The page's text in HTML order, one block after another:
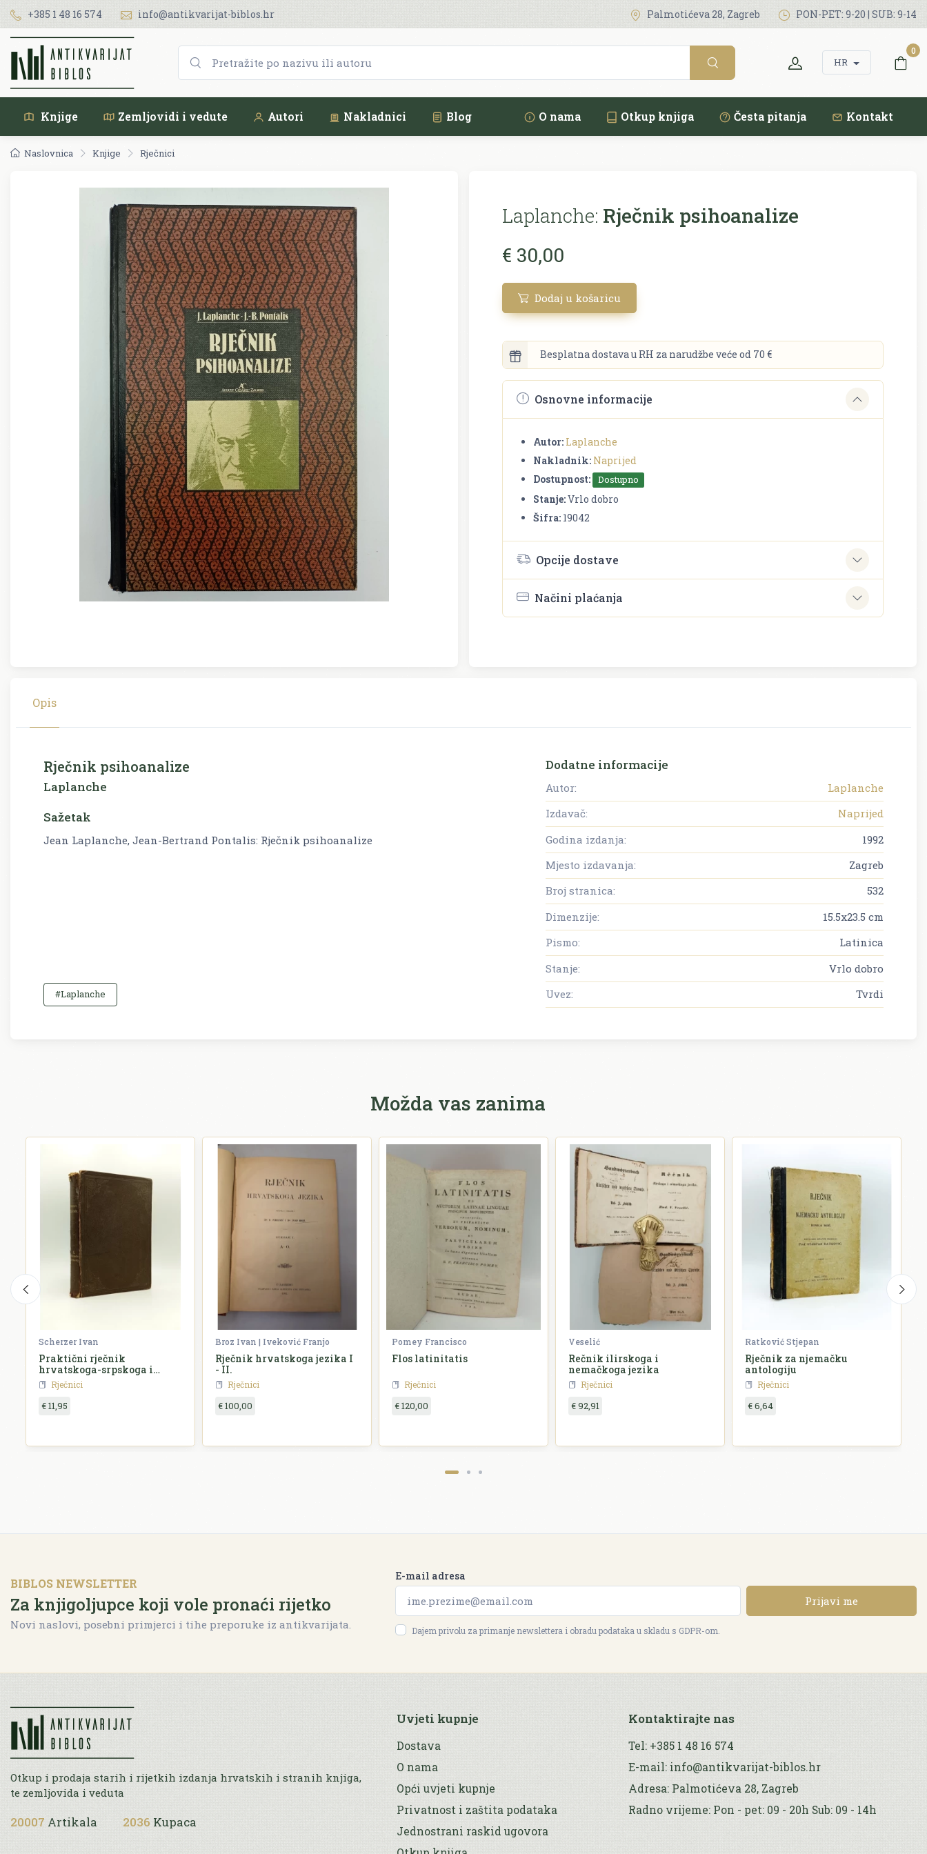
+385 1 48 16 574 info@antikvarijat-biblos.hr Palmotićeva 28, Zagreb PON-PET: 9-20 | SUB: 9-14
HR
0
Knjige Zemljovidi i vedute Autori Nakladnici Blog O nama Otkup knjiga Česta pitanja Kontakt
Naslovnica Knjige Rječnici
Laplanche: Rječnik psihoanalize
€ 30,00
Dodaj u košaricu
Besplatna dostava u RH za narudžbe veće od 70 €
Osnovne informacije
Autor: Laplanche
Nakladnik: Naprijed
Dostupnost:
Dostupno
Stanje:Vrlo dobro
Šifra: 19042
Opcije dostave
Načini plaćanja
Opis
Rječnik psihoanalize
Laplanche
Sažetak
Jean Laplanche, Jean-Bertrand Pontalis: Rječnik psihoanalize
#Laplanche
Dodatne informacije
Autor:
Laplanche
Izdavač:
Naprijed
Godina izdanja:
1992
Mjesto izdavanja:
Zagreb
Broj stranica:
532
Dimenzije:
15.5x23.5 cm
Pismo:
Latinica
Stanje:
Vrlo dobro
Uvez:
Tvrdi
Možda vas zanima
Scherzer Ivan
Praktični rječnik
hrvatskoga-srpskoga i
njemačkoga jezika
Rječnici
€ 11,95
Broz Ivan | Iveković Franjo
Rječnik hrvatskoga jezika I
- II.
Rječnici
€ 100,00
Pomey Francisco
Flos latinitatis
Rječnici
€ 120,00
Veselić
Rečnik ilirskoga i
nemačkoga jezika
Rječnici
€ 92,91
Ratković Stjepan
Rječnik za njemačku
antologiju
Rječnici
€ 6,64
BIBLOS NEWSLETTER
Za knjigoljupce koji vole pronaći rijetko
Novi naslovi, posebni primjerci i tihe preporuke iz antikvarijata.
E-mail adresa
Prijavi me
Dajem privolu za primanje newslettera i obradu podataka u skladu s GDPR-om.
Otkup i prodaja starih i rijetkih izdanja hrvatskih i stranih knjiga,
te zemljovida i veduta
20007 Artikala 2036 Kupaca
Uvjeti kupnje
Dostava
O nama
Opći uvjeti kupnje
Privatnost i zaštita podataka
Jednostrani raskid ugovora
Kontaktirajte nas
Tel: +385 1 48 16 574
E-mail: info@antikvarijat-biblos.hr
Adresa: Palmotićeva 28, Zagreb
Radno vrijeme: Pon - pet: 09 - 20h Sub: 09 - 14h